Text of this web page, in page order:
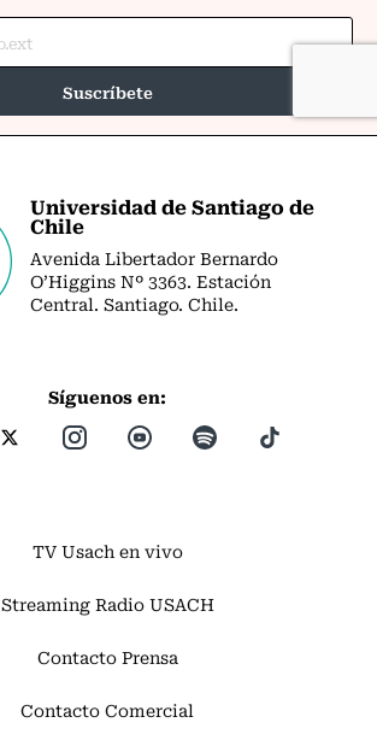
Universidad de Santiago de
Chile
Avenida Libertador Bernardo
O’Higgins Nº 3363. Estación
Central. Santiago. Chile.
Síguenos en:
TV Usach en vivo
Streaming Radio USACH
Contacto Prensa
Contacto Comercial